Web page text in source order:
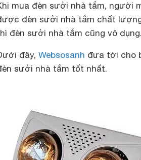
mua đèn sưởi nhà tắm, người
đèn sưởi nhà tắm chất
đèn sưởi nhà tắm cũng vô dụng.
đây, Websosanh đưa tới cho
sưởi nhà tắm tốt nhất.